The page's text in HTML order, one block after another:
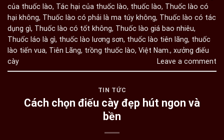
của thuốc lào, Tác hại của thuốc lào, thuốc lào, Thuốc lào có
hại không, Thuốc lào có phải là ma túy không, Thuốc lào có tác
dụng gì, Thuốc lào có tốt không, Thuốc lào giá bao nhiêu,
Thuốc láo là gì, thuốc lào lương sơn, thuốc lào tiên lãng, thuốc
lào tiến vua, Tiên Lãng, trồng thuốc lào, Việt Nam. , xưởng điếu
cày
Leave a comment
TIN TỨC
Cách chọn điếu cày đẹp hút ngon và
bền